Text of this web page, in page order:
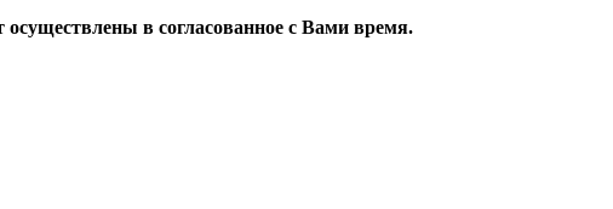
в согласованное с Вами время.